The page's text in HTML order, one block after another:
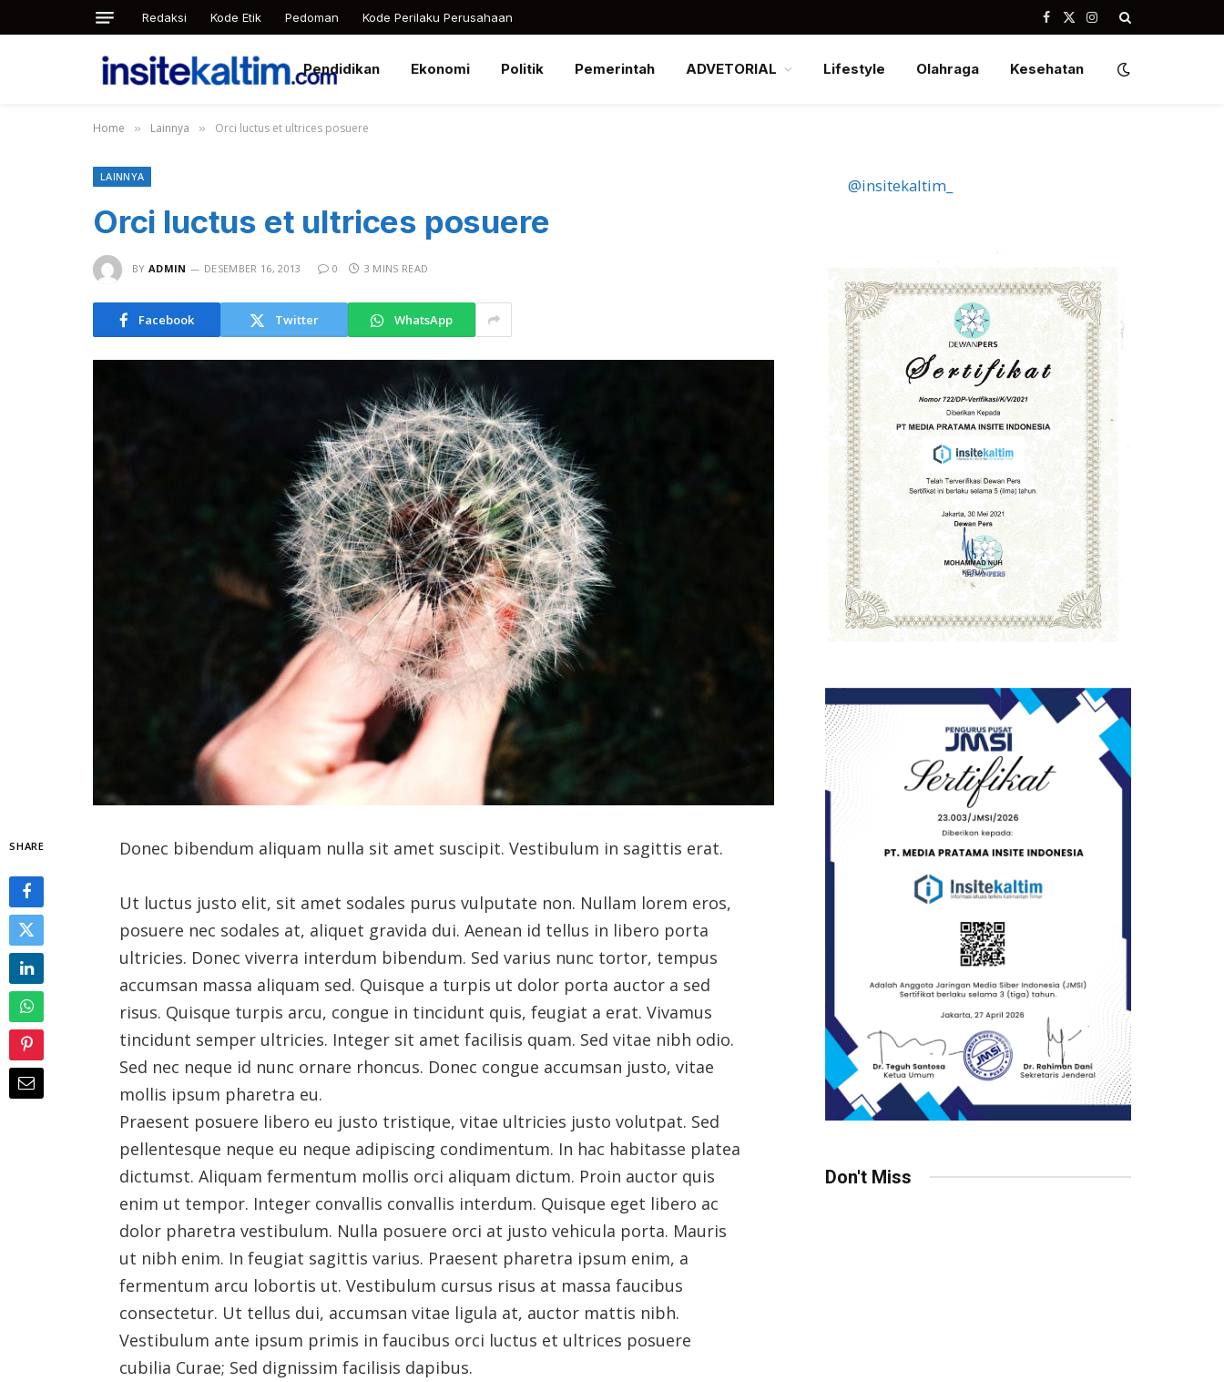
Redaksi Kode Etik Pedoman Kode Perilaku Perusahaan Facebook
X
Instagram
Pendidikan Ekonomi Politik Pemerintah ADVETORIAL Lifestyle Olahraga Kesehatan
Home » Lainnya » Orci luctus et ultrices posuere
LAINNYA
Orci luctus et ultrices posuere
BY ADMIN DESEMBER 16, 2013 0 3 MINS READ
Facebook Twitter WhatsApp
SHARE Donec bibendum aliquam nulla sit amet suscipit. Vestibulum in sagittis erat.
Ut luctus justo elit, sit amet sodales purus vulputate non. Nullam lorem eros,
posuere nec sodales at, aliquet gravida dui. Aenean id tellus in libero porta
ultricies. Donec viverra interdum bibendum. Sed varius nunc tortor, tempus
accumsan massa aliquam sed. Quisque a turpis ut dolor porta auctor a sed
risus. Quisque turpis arcu, congue in tincidunt quis, feugiat a erat. Vivamus
tincidunt semper ultricies. Integer sit amet facilisis quam. Sed vitae nibh odio.
Sed nec neque id nunc ornare rhoncus. Donec congue accumsan justo, vitae
mollis ipsum pharetra eu.
Praesent posuere libero eu justo tristique, vitae ultricies justo volutpat. Sed
pellentesque neque eu neque adipiscing condimentum. In hac habitasse platea
dictumst. Aliquam fermentum mollis orci aliquam dictum. Proin auctor quis
enim ut tempor. Integer convallis convallis interdum. Quisque eget libero ac
dolor pharetra vestibulum. Nulla posuere orci at justo vehicula porta. Mauris
ut nibh enim. In feugiat sagittis varius. Praesent pharetra ipsum enim, a
fermentum arcu lobortis ut. Vestibulum cursus risus at massa faucibus
consectetur. Ut tellus dui, accumsan vitae ligula at, auctor mattis nibh.
Vestibulum ante ipsum primis in faucibus orci luctus et ultrices posuere
cubilia Curae; Sed dignissim facilisis dapibus.
@insitekaltim_
Don't Miss